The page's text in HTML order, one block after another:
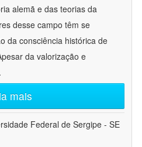
alemã e das teorias da
desse campo têm se
da consciência histórica de
da valorização e
mais
Federal de Sergipe - SE